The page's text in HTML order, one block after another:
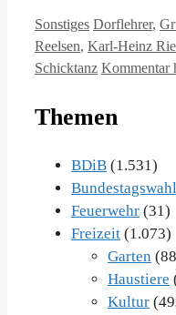
Kategorien
Sonstiges Schlagwörter
Dorflehrer,
Reelsen, Karl-Heinz
Schicktanz Kommentar
Themen
BDiB (1.531)
Feuerwehr (31)
Freizeit (1.073)
Garten
Haustiere
Kultur